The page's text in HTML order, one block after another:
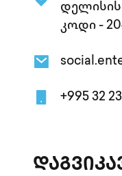
დელისის
კოდი -
+995 32